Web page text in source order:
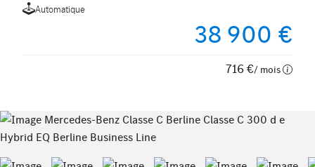
Automatique
38 900 €
716 €/ mois